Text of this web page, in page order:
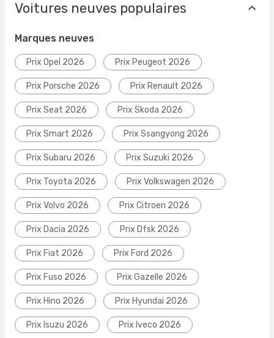
Voitures neuves populaires
Marques neuves
Prix Opel 2026 Prix Peugeot 2026
Prix Porsche 2026 Prix Renault 2026
Prix Seat 2026 Prix Skoda 2026
Prix Smart 2026 Prix Ssangyong 2026
Prix Subaru 2026 Prix Suzuki 2026
Prix Toyota 2026 Prix Volkswagen 2026
Prix Volvo 2026 Prix Citroen 2026
Prix Dacia 2026 Prix Dfsk 2026
Prix Fiat 2026 Prix Ford 2026
Prix Fuso 2026 Prix Gazelle 2026
Prix Hino 2026 Prix Hyundai 2026
Prix Isuzu 2026 Prix Iveco 2026